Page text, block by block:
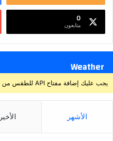
0
متابعون
Weather
يجب عليك إضافة مفتاح API للطقس من خلال صفحة إعدادات القالب > الدمج.
الأشهر